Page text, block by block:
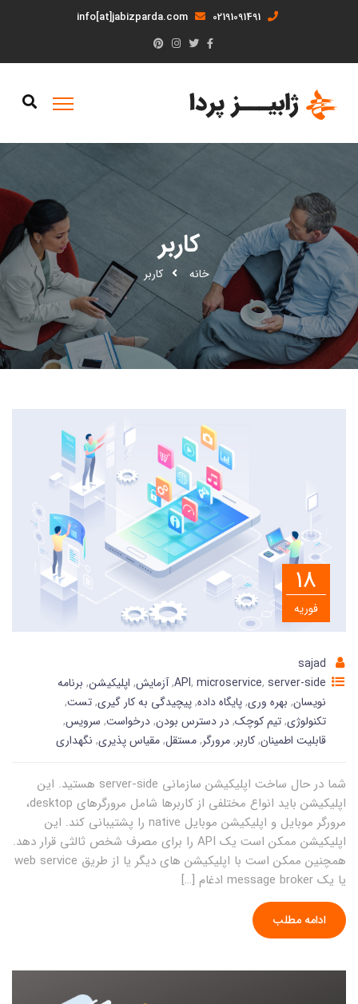
02191091491
info[at]jabizparda.com
کاربر
خانه کاربر
18
فوریه
sajad
API, microservice, server-side
,آزمایش, اپلیکیشن, برنامه
نویسان, بهره وری,پایگاه داده,پیچیدگی به کار گیری,تست,
تکنولوژی,تیم کوچک,در دسترس بودن,درخواست, سرویس,
قابلیت اطمینان,کاربر,مرورگر,مستقل,مقیاس پذیری, نگهداری
شما در حال ساخت اپلیکیشن سازمانی server-side هستید. این
اپلیکیشن باید انواع مختلفی از کاربرها شامل مرورگرهای desktop،
مرورگر موبایل و اپلیکیشن موبایل native را پشتیبانی کند. این
اپلیکیشن ممکن است یک API را برای مصرف شخص ثالثی قرار دهد.
همچنین ممکن است با اپلیکیشن های دیگر یا از طریق web service
یا یک message broker ادغام […]
ادامه مطلب